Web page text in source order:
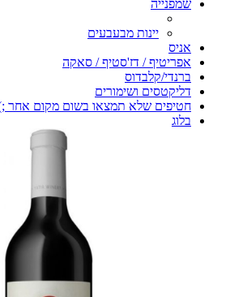
שמפנייה
יינות מבעבעים
אניס
אפריטיף / דז'סטיף / סאקה
ברנדי/קלבדוס
דליקטסים ושימורים
חטיפים שלא תמצאו בשום מקום אחר
בלוג